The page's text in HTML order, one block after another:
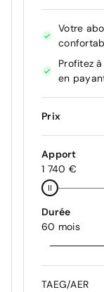
Votre
Profitez
en
Prix
Apport
1 740 €
Durée
60 mois
TAEG/AER